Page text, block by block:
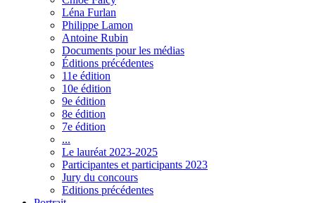
Léna Furlan
Philippe Lamon
Antoine Rubin
Documents pour les médias
Éditions précédentes
11e édition
10e édition
9e édition
8e édition
7e édition
...
Le lauréat 2023-2025
Participantes et participants 2023
Jury du concours
Editions précédentes